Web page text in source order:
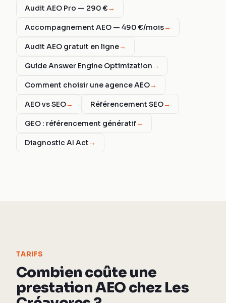
Audit AEO Pro — 290 €→
Accompagnement AEO — 490 €/mois→
Audit AEO gratuit en ligne→
Guide Answer Engine Optimization→
Comment choisir une agence AEO→
AEO vs SEO→ Référencement SEO→
GEO : référencement génératif→
Diagnostic AI Act→
TARIFS
Combien coûte une
prestation AEO chez Les